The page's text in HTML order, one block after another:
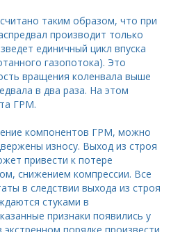
таким образом, что при
производит только
единичный цикл впуска
газопотока). Это
вращения коленвала выше
в два раза. На этом
ГРМ.
компонентов ГРМ, можно
износу. Выход из строя
привести к потере
снижением компрессии. Все
в следствии выхода из строя
стуками в
признаки появились у